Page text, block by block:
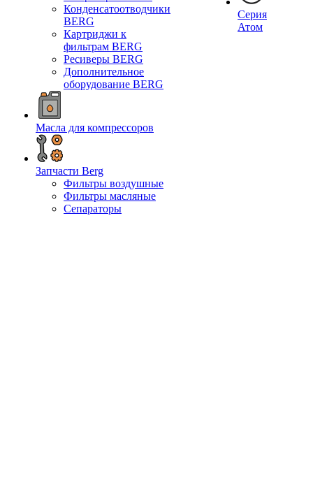
Конденсатоотводчики
BERG
Картриджи к
фильтрам BERG
Ресиверы BERG
Дополнительное
оборудование BERG
Масла для компрессоров
Запчасти Berg
Фильтры воздушные
Фильтры масляные
Сепараторы
Серия
Атом